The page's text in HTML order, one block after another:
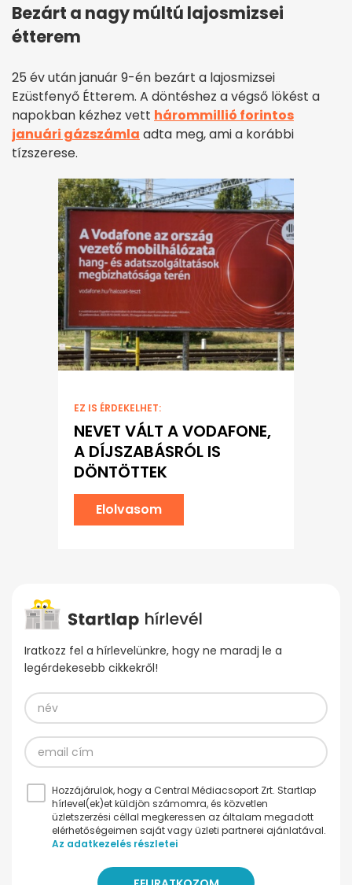
Bezárt a nagy múltú lajosmizsei
étterem
25 év után január 9-én bezárt a lajosmizsei
Ezüstfenyő Étterem. A döntéshez a végső lökést a
napokban kézhez vett hárommillió forintos
januári gázszámla adta meg, ami a korábbi
tízszerese.
EZ IS ÉRDEKELHET:
NEVET VÁLT A VODAFONE,
A DÍJSZABÁSRÓL IS
DÖNTÖTTEK
Elolvasom
Iratkozz fel a hírlevelünkre, hogy ne maradj le a
legérdekesebb cikkekről!
Hozzájárulok, hogy a Central Médiacsoport Zrt. Startlap
hírlevel(ek)et küldjön számomra, és közvetlen
üzletszerzési céllal megkeressen az általam megadott
elérhetőségeimen saját vagy üzleti partnerei ajánlatával.
Az adatkezelés részletei